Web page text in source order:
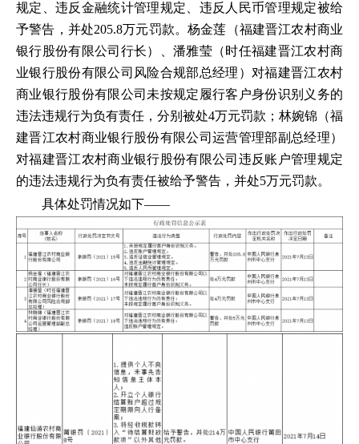
规定、违反金融统计管理规定、违反人民币管理规定被给
予警告，并处205.8万元罚款。杨金莲（福建晋江农村商业
银行股份有限公司行长）、潘雅莹（时任福建晋江农村商
业银行股份有限公司风险合规部总经理）对福建晋江农村
商业银行股份有限公司未按规定履行客户身份识别义务的
违法违规行为负有责任，分别被处4万元罚款；林婉锦（福
建晋江农村商业银行股份有限公司运营管理部副总经理）
对福建晋江农村商业银行股份有限公司违反账户管理规定
的违法违规行为负有责任被给予警告，并处5万元罚款。
具体处罚情况如下——